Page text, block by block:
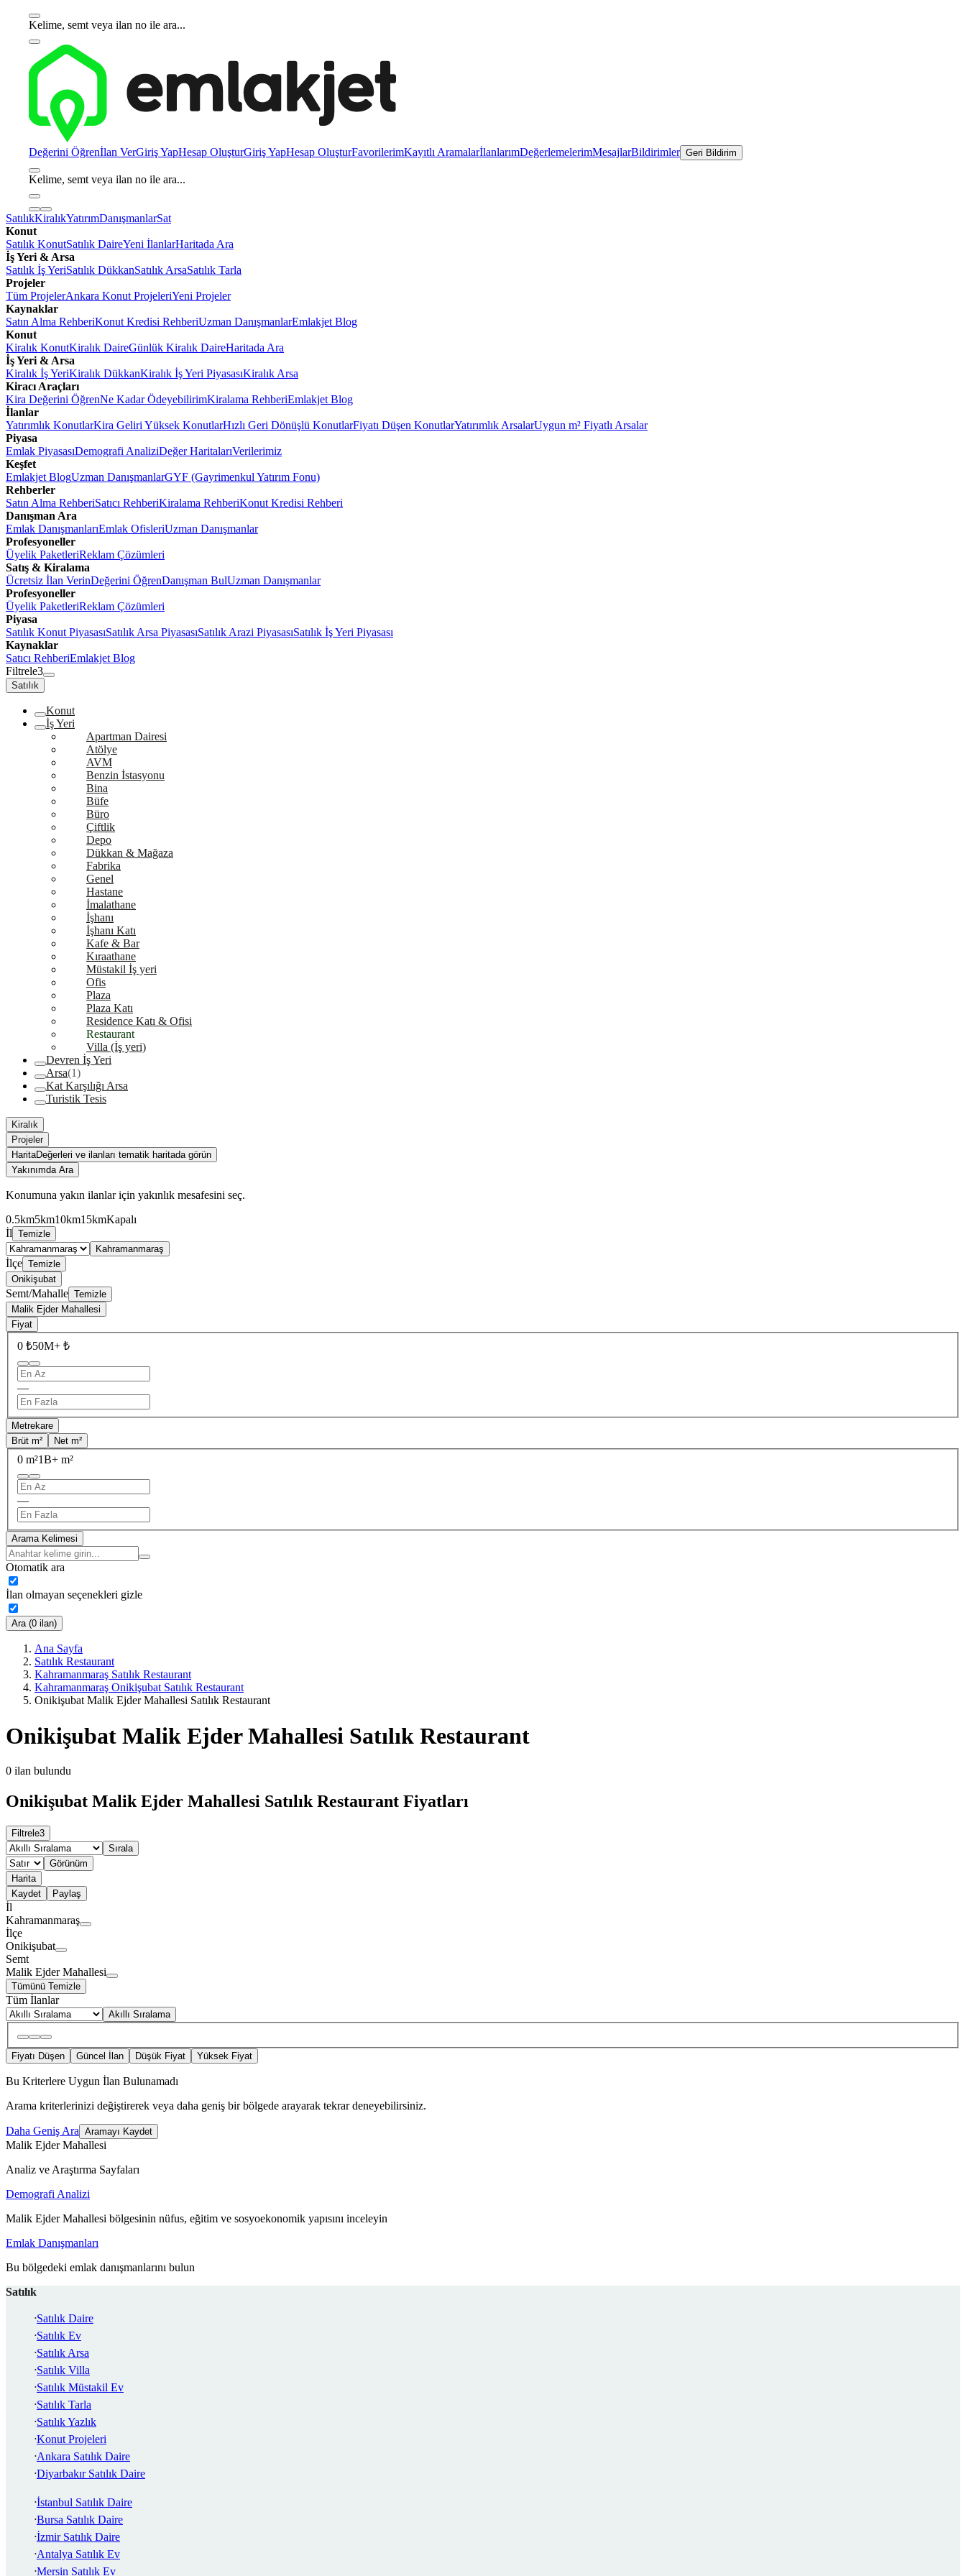
Kelime, semt veya ilan no ile ara...
Değerini Öğrenİlan VerGiriş YapHesap OluşturGiriş YapHesap OluşturFavorilerimKayıtlı AramalarİlanlarımDeğerlemelerimMesajlarBildirimler Geri Bildirim
Kelime, semt veya ilan no ile ara...
SatılıkKiralıkYatırımDanışmanlarSat
Konut
Satılık KonutSatılık DaireYeni İlanlarHaritada Ara
İş Yeri & Arsa
Satılık İş YeriSatılık DükkanSatılık ArsaSatılık Tarla
Projeler
Tüm ProjelerAnkara Konut ProjeleriYeni Projeler
Kaynaklar
Satın Alma RehberiKonut Kredisi RehberiUzman DanışmanlarEmlakjet Blog
Konut
Kiralık KonutKiralık DaireGünlük Kiralık DaireHaritada Ara
İş Yeri & Arsa
Kiralık İş YeriKiralık DükkanKiralık İş Yeri PiyasasıKiralık Arsa
Kiracı Araçları
Kira Değerini ÖğrenNe Kadar ÖdeyebilirimKiralama RehberiEmlakjet Blog
İlanlar
Yatırımlık KonutlarKira Geliri Yüksek KonutlarHızlı Geri Dönüşlü KonutlarFiyatı Düşen KonutlarYatırımlık ArsalarUygun m² Fiyatlı Arsalar
Piyasa
Emlak PiyasasıDemografi AnaliziDeğer HaritalarıVerilerimiz
Keşfet
Emlakjet BlogUzman DanışmanlarGYF (Gayrimenkul Yatırım Fonu)
Rehberler
Satın Alma RehberiSatıcı RehberiKiralama RehberiKonut Kredisi Rehberi
Danışman Ara
Emlak DanışmanlarıEmlak OfisleriUzman Danışmanlar
Profesyoneller
Üyelik PaketleriReklam Çözümleri
Satış & Kiralama
Ücretsiz İlan VerinDeğerini ÖğrenDanışman BulUzman Danışmanlar
Profesyoneller
Üyelik PaketleriReklam Çözümleri
Piyasa
Satılık Konut PiyasasıSatılık Arsa PiyasasıSatılık Arazi PiyasasıSatılık İş Yeri Piyasası
Kaynaklar
Satıcı RehberiEmlakjet Blog
Filtrele3
Satılık
Konut
İş Yeri
Apartman Dairesi
Atölye
AVM
Benzin İstasyonu
Bina
Büfe
Büro
Çiftlik
Depo
Dükkan & Mağaza
Fabrika
Genel
Hastane
İmalathane
İşhanı
İşhanı Katı
Kafe & Bar
Kıraathane
Müstakil İş yeri
Ofis
Plaza
Plaza Katı
Residence Katı & Ofisi
Restaurant
Villa (İş yeri)
Devren İş Yeri
Arsa(1)
Kat Karşılığı Arsa
Turistik Tesis
Kiralık
Projeler
HaritaDeğerleri ve ilanları tematik haritada görün
Yakınımda Ara
Konumuna yakın ilanlar için yakınlık mesafesini seç.
0.5km5km10km15kmKapalı
İl Temizle
Kahramanmaraş
İlçe Temizle
Onikişubat
Semt/Mahalle Temizle
Malik Ejder Mahallesi
Fiyat
0 ₺50M+ ₺
—
Metrekare
Brüt m²
Net m²
0 m²1B+ m²
—
Arama Kelimesi
Otomatik ara
İlan olmayan seçenekleri gizle
Ara (0 ilan)
Ana Sayfa
Satılık Restaurant
Kahramanmaraş Satılık Restaurant
Kahramanmaraş Onikişubat Satılık Restaurant
Onikişubat Malik Ejder Mahallesi Satılık Restaurant
Onikişubat Malik Ejder Mahallesi Satılık Restaurant
0 ilan bulundu
Onikişubat Malik Ejder Mahallesi Satılık Restaurant Fiyatları
Filtrele3
Sırala
Görünüm
Harita
Kaydet
Paylaş
İl
Kahramanmaraş
İlçe
Onikişubat
Semt
Malik Ejder Mahallesi
Tümünü Temizle
Tüm İlanlar
Akıllı Sıralama
Fiyatı Düşen Güncel İlan Düşük Fiyat Yüksek Fiyat
Bu Kriterlere Uygun İlan Bulunamadı
Arama kriterlerinizi değiştirerek veya daha geniş bir bölgede arayarak tekrar deneyebilirsiniz.
Daha Geniş Ara Aramayı Kaydet
Malik Ejder Mahallesi
Analiz ve Araştırma Sayfaları
Demografi Analizi
Malik Ejder Mahallesi bölgesinin nüfus, eğitim ve sosyoekonomik yapısını inceleyin
Emlak Danışmanları
Bu bölgedeki emlak danışmanlarını bulun
Satılık
Satılık Daire
Satılık Ev
Satılık Arsa
Satılık Villa
Satılık Müstakil Ev
Satılık Tarla
Satılık Yazlık
Konut Projeleri
Ankara Satılık Daire
Diyarbakır Satılık Daire
İstanbul Satılık Daire
Bursa Satılık Daire
İzmir Satılık Daire
Antalya Satılık Ev
Mersin Satılık Ev